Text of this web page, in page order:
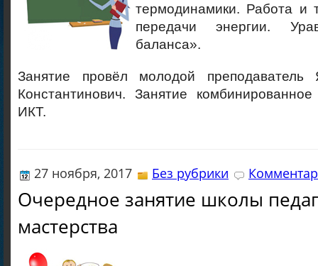
термодинамики. Работа и
передачи энергии.
баланса».
Занятие провёл молодой преподаватель
Константинович. Занятие
ИКТ.
27 ноября, 2017 Без рубрики
Очередное занятие школы
мастерства